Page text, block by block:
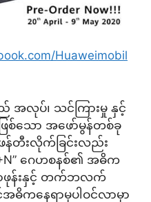
Huaweimobil
ည် အလုပ်၊ သင်ကြားမှု နှင့်
စ်သော အဖော်မွန်တစ်ခု
းလိုက်ခြင်းလည်း
ဂေဟစနစ်၏ အဓိက
ဖုန်းနှင့် တက်ဘလက်
ကနေရာမှပါဝင်လာမှာ